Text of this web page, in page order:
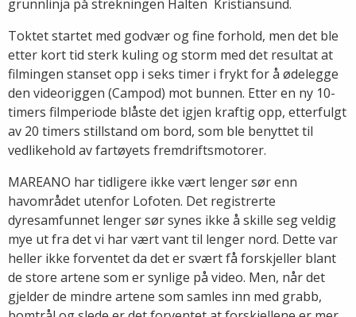
grunnlinja på strekningen Halten  Kristiansund.
Toktet startet med godvær og fine forhold, men det ble
etter kort tid sterk kuling og storm med det resultat at
filmingen stanset opp i seks timer i frykt for å ødelegge
den videoriggen (Campod) mot bunnen. Etter en ny 10-
timers filmperiode blåste det igjen kraftig opp, etterfulgt
av 20 timers stillstand om bord, som ble benyttet til
vedlikehold av fartøyets fremdriftsmotorer.
MAREANO har tidligere ikke vært lenger sør enn
havområdet utenfor Lofoten. Det registrerte
dyresamfunnet lenger sør synes ikke å skille seg veldig
mye ut fra det vi har vært vant til lenger nord. Dette var
heller ikke forventet da det er svært få forskjeller blant
de store artene som er synlige på video. Men, når det
gjelder de mindre artene som samles inn med grabb,